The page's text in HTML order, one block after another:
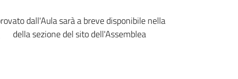
dall'Aula sarà a breve disponibile nella
della sezione del sito dell'Assemblea